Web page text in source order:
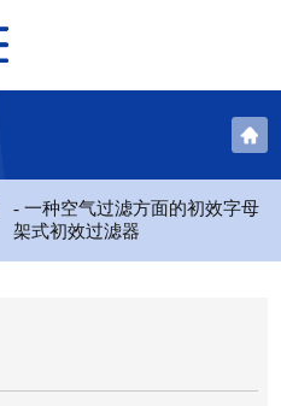
- 一种空气过滤方面的初效字母
架式初效过滤器